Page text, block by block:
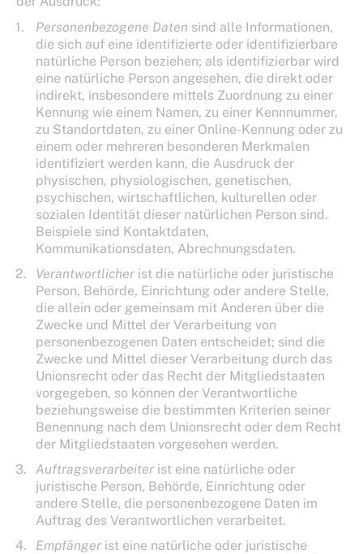
Personenbezogene Daten sind alle Informationen,
die sich auf eine identifizierte oder identifizierbare
natürliche Person beziehen; als identifizierbar wird
eine natürliche Person angesehen, die direkt oder
indirekt, insbesondere mittels Zuordnung zu einer
Kennung wie einem Namen, zu einer Kennnummer,
zu Standortdaten, zu einer Online-Kennung oder zu
einem oder mehreren besonderen Merkmalen
identifiziert werden kann, die Ausdruck der
physischen, physiologischen, genetischen,
psychischen, wirtschaftlichen, kulturellen oder
sozialen Identität dieser natürlichen Person sind.
Beispiele sind Kontaktdaten,
Kommunikationsdaten, Abrechnungsdaten.
Verantwortlicher ist die natürliche oder juristische
Person, Behörde, Einrichtung oder andere Stelle,
die allein oder gemeinsam mit Anderen über die
Zwecke und Mittel der Verarbeitung von
personenbezogenen Daten entscheidet; sind die
Zwecke und Mittel dieser Verarbeitung durch das
Unionsrecht oder das Recht der Mitgliedstaaten
vorgegeben, so können der Verantwortliche
beziehungsweise die bestimmten Kriterien seiner
Benennung nach dem Unionsrecht oder dem Recht
der Mitgliedstaaten vorgesehen werden.
Auftragsverarbeiter ist eine natürliche oder
juristische Person, Behörde, Einrichtung oder
andere Stelle, die personenbezogene Daten im
Auftrag des Verantwortlichen verarbeitet.
Empfänger ist eine natürliche oder juristische